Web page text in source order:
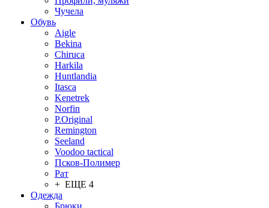
Чучела
Обувь
Aigle
Bekina
Chiruсa
Harkila
Huntlandia
Itasca
Kenetrek
Norfin
P.Original
Remington
Seeland
Voodoo tactical
Псков-Полимер
Рат
+ ЕЩЕ 4
Одежда
Брюки